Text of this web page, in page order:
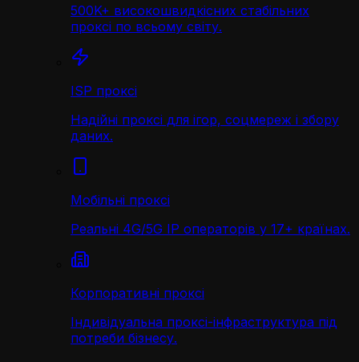
500K+ високошвидкісних стабільних
проксі по всьому світу.
ISP проксі
Надійні проксі для ігор, соцмереж і збору
даних.
Мобільні проксі
Реальні 4G/5G IP операторів у 17+ країнах.
Корпоративні проксі
Індивідуальна проксі-інфраструктура під
потреби бізнесу.